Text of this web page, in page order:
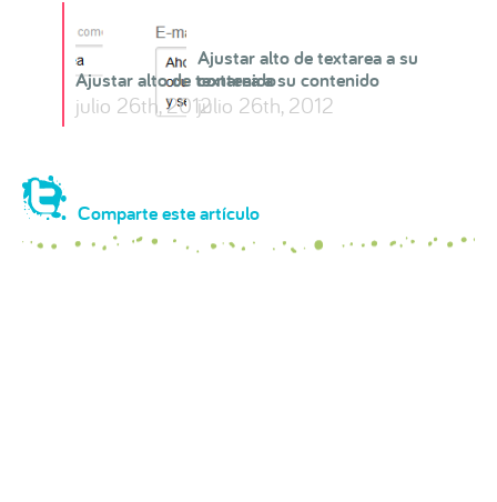
Ajustar alto de textarea a su
contenido
julio 26th, 2012
Ajustar alto de textarea a su contenido
julio 26th, 2012
Comparte este artículo